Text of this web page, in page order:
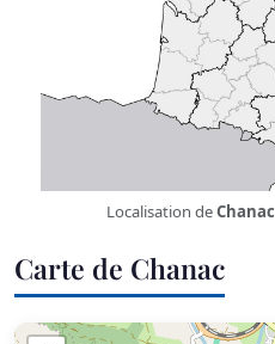
Localisation deChanac
Carte de Chanac